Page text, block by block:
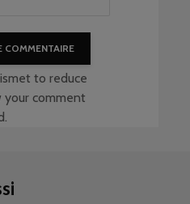
to reduce
your comment